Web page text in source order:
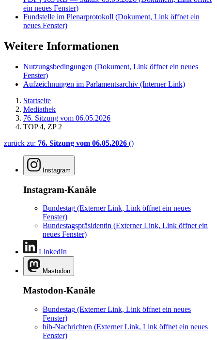
ein neues Fenster)
Fundstelle im Plenarprotokoll (Dokument, Link öffnet ein
neues Fenster)
Weitere Informationen
Nutzungsbedingungen (Dokument, Link öffnet ein neues
Fenster)
Aufzeichnungen im Parlamentsarchiv (Interner Link)
Startseite
Mediathek
76. Sitzung vom 06.05.2026
TOP 4, ZP 2
zurück zu: 76. Sitzung vom 06.05.2026 ()
Instagram
Instagram-Kanäle
Bundestag (Externer Link, Link öffnet ein neues
Fenster)
Bundestagspräsidentin (Externer Link, Link öffnet ein
neues Fenster)
LinkedIn
Mastodon
Mastodon-Kanäle
Bundestag (Externer Link, Link öffnet ein neues
Fenster)
hib-Nachrichten (Externer Link, Link öffnet ein neues
Fenster)